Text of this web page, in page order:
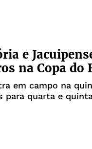
e
na Copa do
em campo na
para quarta e